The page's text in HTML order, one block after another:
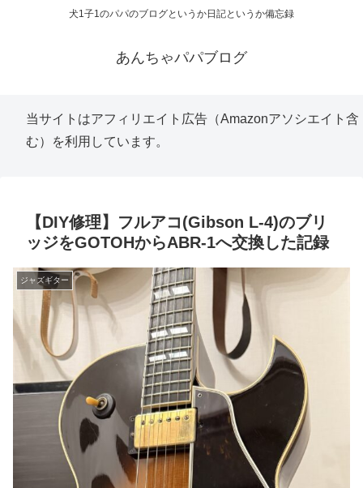
犬1子1のパパのブログというか日記というか備忘録
あんちゃパパブログ
当サイトはアフィリエイト広告（Amazonアソシエイト含
む）を利用しています。
【DIY修理】フルアコ(Gibson L-4)のブリ
ッジをGOTOHからABR-1へ交換した記録
ジャズギター